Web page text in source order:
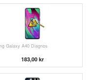
Galaxy A40 Diagnos
183,00 kr